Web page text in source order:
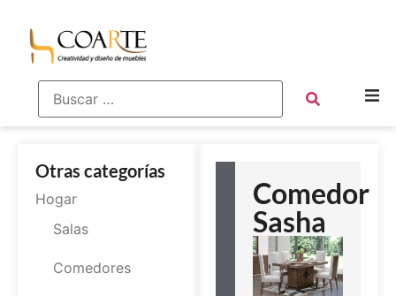
Otras categorías
Hogar
Salas
Comedores
Comedor
Sasha